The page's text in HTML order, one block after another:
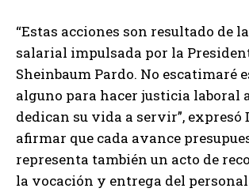
“Estas acciones son resultado de
salarial impulsada por la
Sheinbaum Pardo. No escatimaré
alguno para hacer justicia laboral
dedican su vida a servir”, expresó
afirmar que cada avance
representa también un acto de
la vocación y entrega del